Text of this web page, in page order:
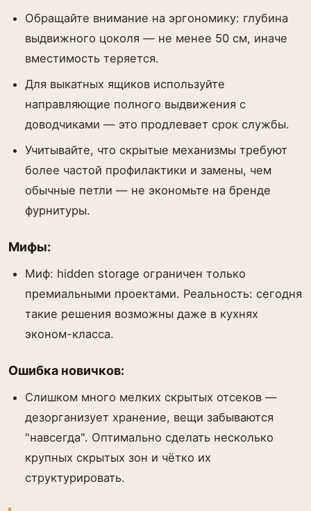
Обращайте внимание на эргономику: глубина
выдвижного цоколя — не менее 50 см, иначе
вместимость теряется.
Для выкатных ящиков используйте
направляющие полного выдвижения с
доводчиками — это продлевает срок службы.
Учитывайте, что скрытые механизмы требуют
более частой профилактики и замены, чем
обычные петли — не экономьте на бренде
фурнитуры.
Мифы:
Миф: hidden storage ограничен только
премиальными проектами. Реальность: сегодня
такие решения возможны даже в кухнях
эконом-класса.
Ошибка новичков:
Слишком много мелких скрытых отсеков —
дезорганизует хранение, вещи забываются
"навсегда". Оптимально сделать несколько
крупных скрытых зон и чётко их
структурировать.